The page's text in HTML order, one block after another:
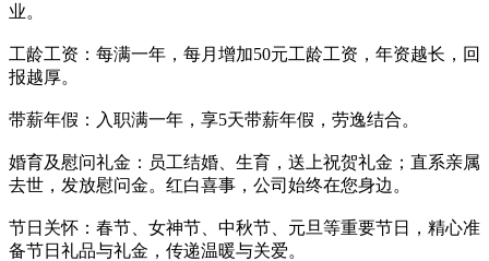
业。
工龄工资：每满一年，每月增加50元工龄工资，年资越长，回
报越厚。
带薪年假：入职满一年，享5天带薪年假，劳逸结合。
婚育及慰问礼金：员工结婚、生育，送上祝贺礼金；直系亲属
去世，发放慰问金。红白喜事，公司始终在您身边。
节日关怀：春节、女神节、中秋节、元旦等重要节日，精心准
备节日礼品与礼金，传递温暖与关爱。